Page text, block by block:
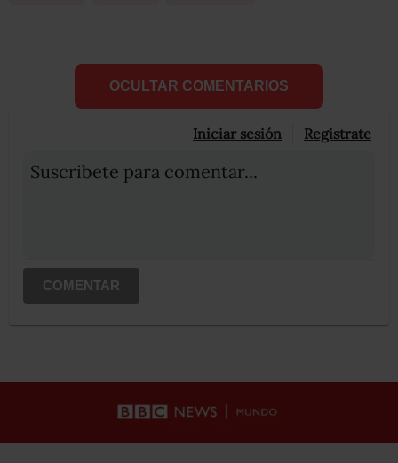
OCULTAR COMENTARIOS
Iniciar sesión Registrate
Suscribete para comentar...
COMENTAR